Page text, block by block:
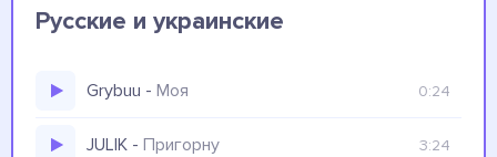
Русские и украинские
Grybuu - Моя 0:24
JULIK - Пригорну 3:24